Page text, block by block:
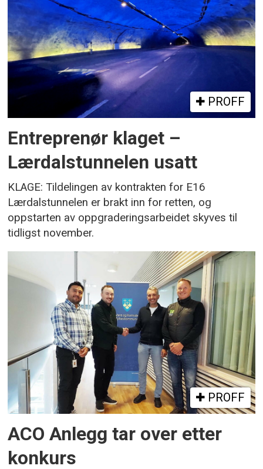
PROFF
Entreprenør klaget –
Lærdalstunnelen usatt
KLAGE: Tildelingen av kontrakten for E16
Lærdalstunnelen er brakt inn for retten, og
oppstarten av oppgraderingsarbeidet skyves til
tidligst november.
PROFF
ACO Anlegg tar over etter
konkurs